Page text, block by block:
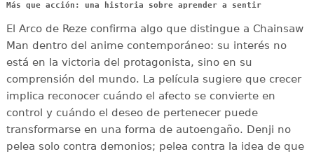
Más que acción: una historia sobre aprender a sentir
El Arco de Reze confirma algo que distingue a Chainsaw
Man dentro del anime contemporáneo: su interés no
está en la victoria del protagonista, sino en su
comprensión del mundo. La película sugiere que crecer
implica reconocer cuándo el afecto se convierte en
control y cuándo el deseo de pertenecer puede
transformarse en una forma de autoengaño. Denji no
pelea solo contra demonios; pelea contra la idea de que